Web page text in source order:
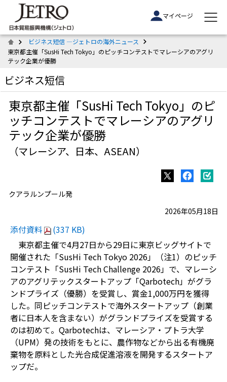
マイページ
ビジネス短信 ―ジェトロの海外ニュース
東京都主催「SusHi Tech Tokyo」のピッチコンテストでマレーシアのアグリ
テック企業が優勝
ビジネス短信
東京都主催「SusHi Tech Tokyo」のピ
ッチコンテストでマレーシアのアグリ
テック企業が優勝
（マレーシア、日本、ASEAN）
クアラルンプール発
2026年05月18日
添付資料
(337 KB)
東京都主催で4月27日から29日に東京ビッグサイトで
開催された「SusHi Tech Tokyo 2026」（注1）のピッチ
コンテスト「SusHi Tech Challenge 2026」で、マレーシ
アのアグリテックスタートアップ「Qarbotech」がグラ
ンドプライズ（優勝）を受賞し、賞金1,000万円を獲得
した。同ピッチコンテストで海外スタートアップ（創業
者に日本人を含まない）がグランドプライズを受賞する
のは初めて。 Qarbotechは、マレーシア・プトラ大学
（UPM）発の技術をもとに、農作物などから出る有機廃
棄物を原料とした光合成促進溶液を開発するスタートア
ップだ。